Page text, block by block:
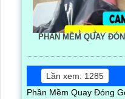
PHẦN MỀM QUAY
Lần xem: 1285
Phần Mềm Quay Đóng